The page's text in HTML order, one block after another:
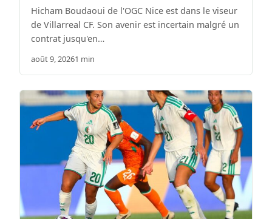
Hicham Boudaoui de l'OGC Nice est dans le viseur
de Villarreal CF. Son avenir est incertain malgré un
contrat jusqu'en…
août 9, 20261 min